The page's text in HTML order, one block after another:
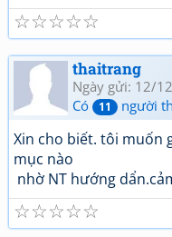
☆
☆
☆
☆
☆
thaitrang
Ngày gửi: 12/
Có
11 người
Xin cho biết. tôi muốn
mục nào
nhờ NT hướng
☆
☆
☆
☆
☆